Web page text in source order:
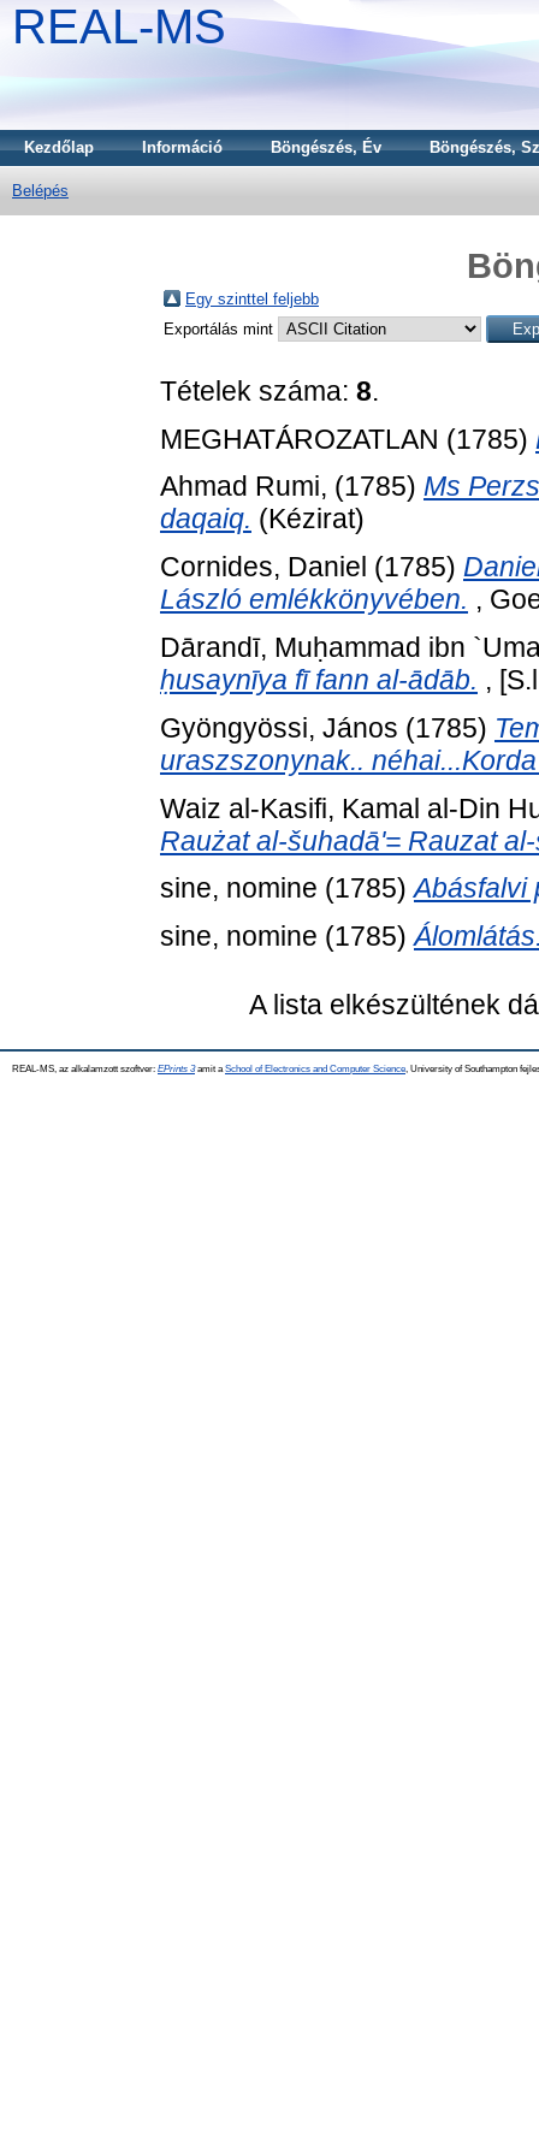
REAL-MS
Kezdőlap Információ Böngészés, Év Böngészés,
Belépés
Egy szinttel feljebb
Exportálás mint
Tételek száma: 8.
MEGHATÁROZATLAN (1785)
Ahmad Rumi, (1785) Ms
daqaiq. (Kézirat)
Cornides, Daniel (1785)
László emlékkönyvében. ,
Dārandī, Muḥammad ibn
ḥusaynīya fī fann al-ādāb. ,
Gyöngyössi, János (1785)
uraszszonynak..
Waiz al-Kasifi, Kamal al-Din
Raużat al-šuhadā'= Rauzat
sine, nomine (1785)Abásfalvi
sine, nomine (1785)
A lista elkészültének
REAL-MS, az alkalamzott szoftver: EPrints 3amit a School of Electronics and Computer Science , University of Southampton